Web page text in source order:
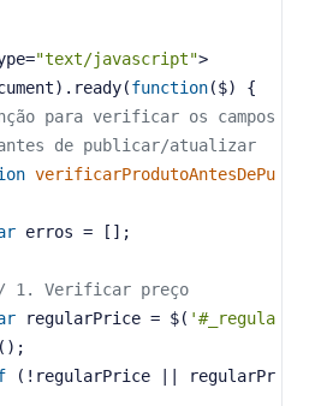
"text/javascript">
function($)
{
para verificar os campos
de publicar/atualizar
verificarProdutoAntesDePu
erros = [];
1. Verificar preço
regularPrice = $( '#_regula
(!regularPrice || regularPr